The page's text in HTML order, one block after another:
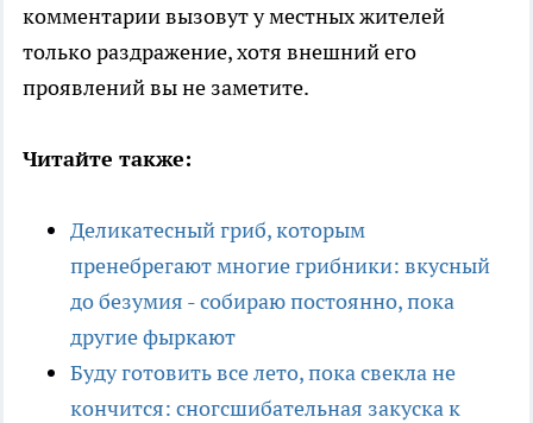
комментарии вызовут у местных жителей
только раздражение, хотя внешний его
проявлений вы не заметите.
Читайте также:
Деликатесный гриб, которым
пренебрегают многие грибники: вкусный
до безумия - собираю постоянно, пока
другие фыркают
Буду готовить все лето, пока свекла не
кончится: сногсшибательная закуска к